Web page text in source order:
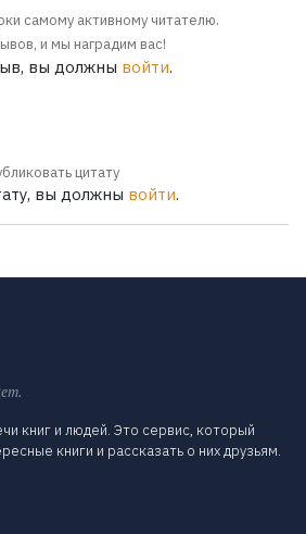
самому активному читателю.
и мы наградим вас!
вы должны войти.
цитату
вы должны войти.
книг и людей. Это сервис, который
книги и рассказать о них друзьям.